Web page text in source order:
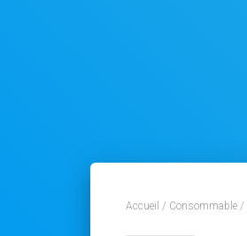
Accueil / Consommable /